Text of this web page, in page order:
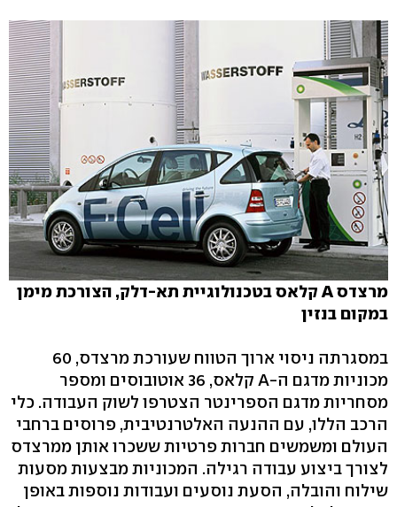
מרצדס A קלאס בטכנולוגיית תא-דלק, הצורכת מימן
במקום בנזין
במסגרתה ניסוי ארוך הטווח שעורכת מרצדס, 60
מכוניות מדגם ה-A קלאס, 36 אוטובוסים ומספר
מסחריות מדגם הספרינטר הצטרפו לשוק העבודה. כלי
הרכב הללו, עם ההנעה האלטרנטיבית, פרוסים ברחבי
העולם ומשמשים חברות פרטיות ששכרו אותן ממרצדס
לצורך ביצוע עבודה רגילה. המכוניות מבצעות מסעות
שילוח והובלה, הסעת נוסעים ועבודות נוספות באופן